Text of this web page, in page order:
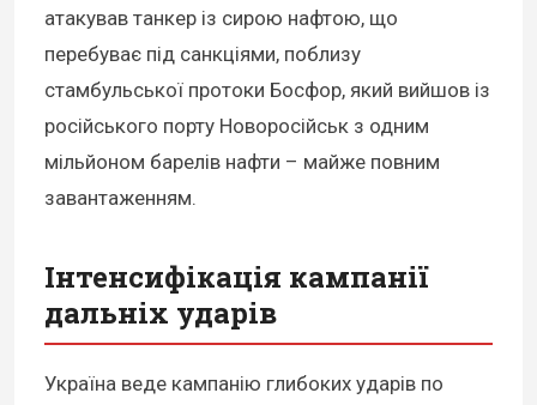
атакував танкер із сирою нафтою, що
перебуває під санкціями, поблизу
стамбульської протоки Босфор, який вийшов із
російського порту Новоросійськ з одним
мільйоном барелів нафти – майже повним
завантаженням.
Інтенсифікація кампанії
дальніх ударів
Україна веде кампанію глибоких ударів по